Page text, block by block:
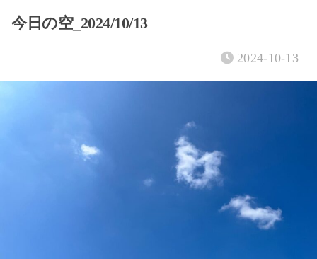
今日の空_2024/10/13
2024-10-13